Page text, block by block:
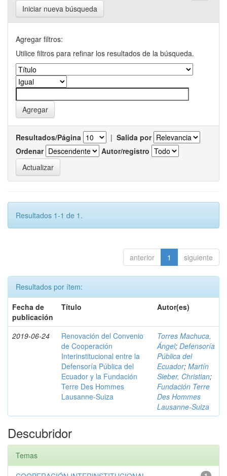
Iniciar nueva búsqueda
Agregar filtros:
Utilice filtros para refinar los resultados de la búsqueda.
Resultados/Página | Salida por
Ordenar
Autor/registro
Resultados 1-1 de 1.
anterior 1 siguiente
Resultados por ítem:
Fecha de
publicación
Título Autor(es)
2019-06-24
Renovación del Convenio
de Cooperación
Interinstitucional entre la
Defensoría Pública del
Ecuador y la Fundación
Terre Des Hommes
Lausanne-Suiza
Torres Machuca,
Ángel; Defensoría
Pública del
Ecuador; Martín
Sieber, Christian;
Fundación Terre
Des Hommes
Lausanne-Suiza
Descubridor
Temas